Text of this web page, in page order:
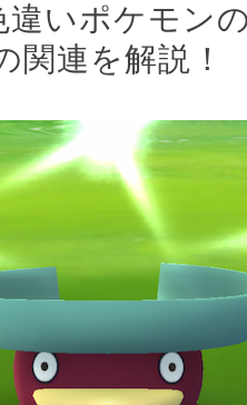
違いポケモン
関連を解説！